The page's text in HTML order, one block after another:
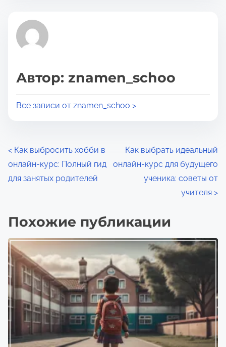
т
ь
я
т
ь
ю
в
:
я
д
п
е
н
и
Автор: znamen_schoo
Все записи от znamen_schoo >
Н
а
и
а
ц
и
п
< Как выбросить хобби в
онлайн-курс: Полный гид
для занятых родителей
Как выбрать идеальный
онлайн-курс для будущего
ученика: советы от
учителя >
Похожие публикации